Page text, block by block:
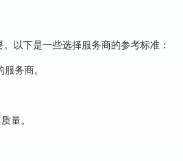
以下是一些选择服务商的参考标准：
务商。
量。